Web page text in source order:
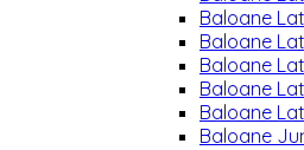
Baloane
Baloane
Baloane
Baloane
Baloane
Baloane